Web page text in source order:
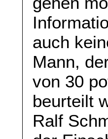
auch
Mann,
von 30
beurteilt
Ralf